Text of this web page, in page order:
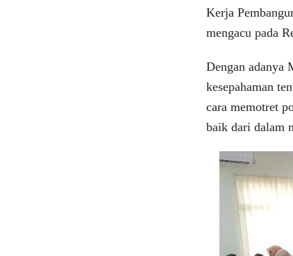
Kerja
mengacu pada
Dengan adanya
kesepahaman
cara memotret
baik dari dalam